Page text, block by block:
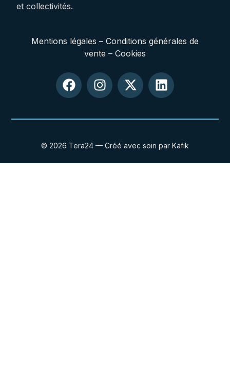
et collectivités.
Mentions légales – Conditions générales de
vente – Cookies
© 2026 Tera24 — Créé avec soin par Kafik